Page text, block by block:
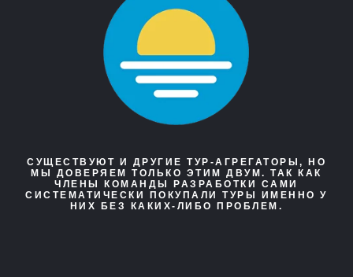
СУЩЕСТВУЮТ И ДРУГИЕ ТУР-АГРЕГАТОРЫ, НО
МЫ ДОВЕРЯЕМ ТОЛЬКО ЭТИМ ДВУМ. ТАК КАК
ЧЛЕНЫ КОМАНДЫ РАЗРАБОТКИ САМИ
СИСТЕМАТИЧЕСКИ ПОКУПАЛИ ТУРЫ ИМЕННО У
НИХ БЕЗ КАКИХ-ЛИБО ПРОБЛЕМ.